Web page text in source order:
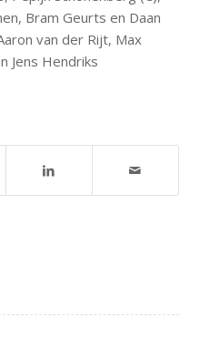
Bram Geurts en Daan
van der Rijt, Max
Jens Hendriks